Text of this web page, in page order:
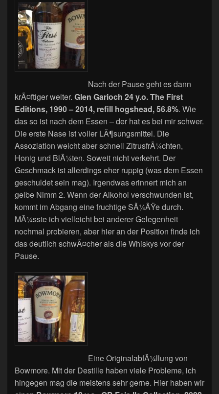
Nach der Pause geht es dann
krÃ¤ftiger weiter. Glen Garioch 24 y.o. The First
Editions, 1990 – 2014, refill hogshead, 56.8%. Wie
das so ist nach dem Essen – der hat es bei mir schwer.
Die erste Nase ist voller LÃ¶sungsmittel. Die
Assoziation weicht aber schnell ZitrusfrÃ¼chten,
Honig und BlÃ¼ten. Soweit nicht verkehrt. Der
Geschmack ist allerdings eher ruppig (was dem Essen
geschuldet sein mag). Irgendwas erinnert mich an
gelbe Nimm 2. Wenn der Alkohol verschwunden ist,
kommt im Abgang eine fruchtige SÃ¼ÃŸe durch.
MÃ¼sste ich vielleicht bei anderer Gelegenheit
nochmal probieren, aber hier an der Position finde ich
das deutlich schwÃ¤cher als die Whiskys vor der
Pause.
Eine OriginalabfÃ¼llung von
Bowmore. Mit der Destille haben viele Probleme, ich
hingegen mag die meistens sehr gerne. Hier haben wir